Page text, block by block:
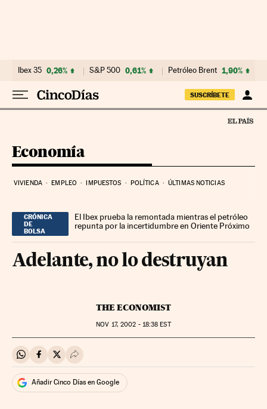
Ibex 35 0,26% S&P 500 0,61% Petróleo Brent 1,90%
SUSCRÍBETE
Economía
VIVIENDA EMPLEO IMPUESTOS POLÍTICA ÚLTIMAS NOTICIAS
CRÓNICA
DE
BOLSA
El Ibex prueba la remontada mientras el petróleo
repunta por la incertidumbre en Oriente Próximo
Adelante, no lo destruyan
THE ECONOMIST
NOV 17, 2002 - 18:38 EST
Compartir en Whatsapp
Compartir en Facebook
Compartir en Twitter
Desplegar Redes Sociales
Añadir Cinco Días en Google